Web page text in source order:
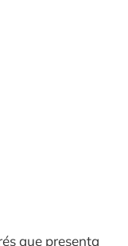
que presenta